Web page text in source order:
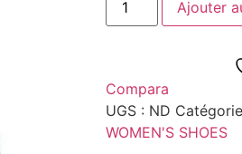
Ajouter
Compara
UGS : ND
WOMEN'S SHOES